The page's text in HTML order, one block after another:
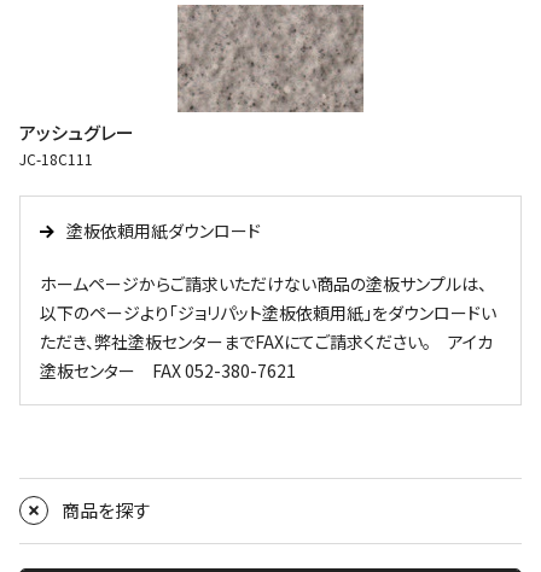
アッシュグレー
JC-18C111
塗板依頼用紙ダウンロード
ホームページからご請求いただけない商品の塗板サンプルは、
以下のページより「ジョリパット塗板依頼用紙」をダウンロードい
ただき、弊社塗板センターまでFAXにてご請求ください。 アイカ
塗板センター FAX 052-380-7621
商品を探す